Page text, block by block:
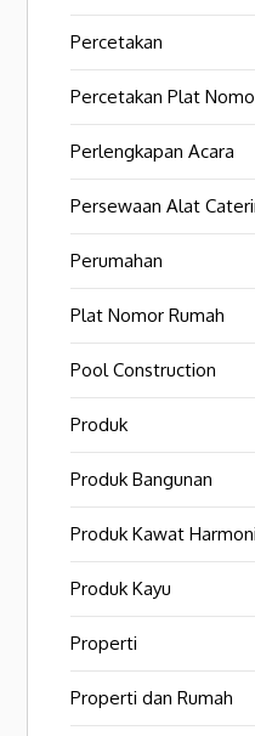
Percetakan
Percetakan Plat
Perlengkapan Acara
Persewaan Alat
Perumahan
Plat Nomor Rumah
Pool Construction
Produk
Produk Bangunan
Produk Kawat
Produk Kayu
Properti
Properti dan Rumah